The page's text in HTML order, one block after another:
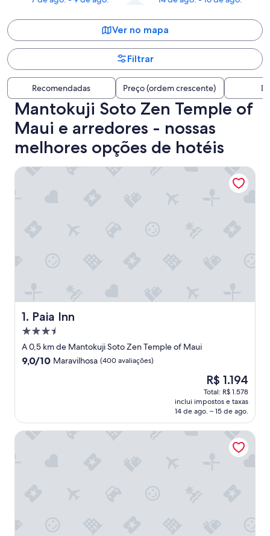
Ver no mapa
Filtrar
Recomendadas Preço (ordem crescente)
Mantokuji Soto Zen Temple of
Maui e arredores - nossas
melhores opções de hotéis
1. Paia Inn
Paia Inn
Propriedade
3.5
estrelas
A 0,5 km de Mantokuji Soto Zen Temple of Maui
9.0
9,0/10 Maravilhosa (400 avaliações)
O
preço
é
de
R$ 1.194
R$ 1.194
Total: R$ 1.578
inclui impostos e taxas
14 de ago. – 15 de ago.
Paia Inn
Kuau Plaza Paia Condo with Parking